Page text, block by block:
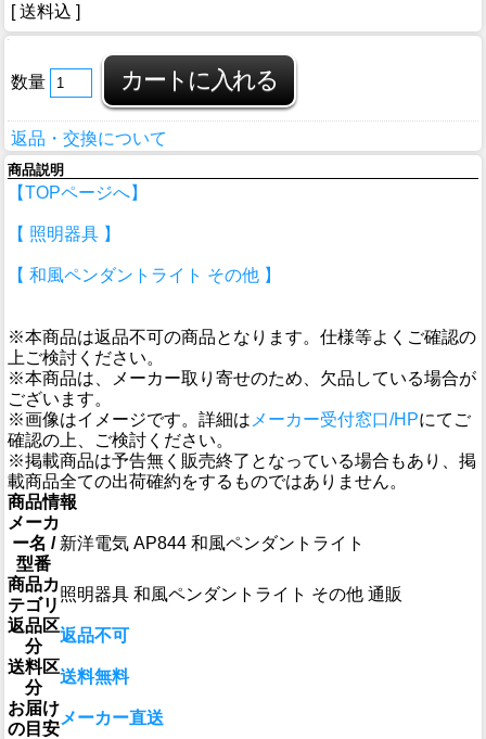
[ 送料込 ]
数量
返品・交換について
商品説明
【TOPページへ】
【 照明器具 】
【 和風ペンダントライト その他 】
※本商品は返品不可の商品となります。仕様等よくご確認の
上ご検討ください。
※本商品は、メーカー取り寄せのため、欠品している場合が
ございます。
※画像はイメージです。詳細は メーカー受付窓口/HPにてご
確認の上、ご検討ください。
※掲載商品は予告無く販売終了となっている場合もあり、掲
載商品全ての出荷確約をするものではありません。
商品情報
メーカ
ー名 /
型番
新洋電気 AP844 和風ペンダントライト
商品カ
テゴリ
照明器具 和風ペンダントライト その他 通販
返品区
分
返品不可
送料区
分
送料無料
お届け
の目安
メーカー直送